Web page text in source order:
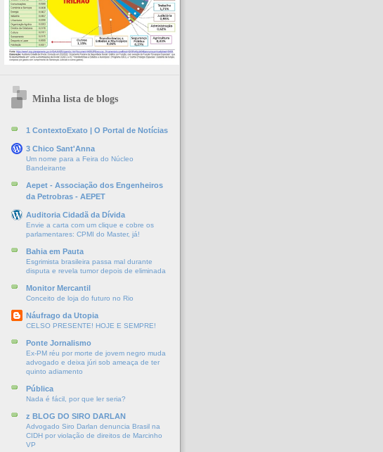
Minha lista de blogs
1 ContextoExato | O Portal de Notícias
3 Chico Sant'Anna
Um nome para a Feira do Núcleo
Bandeirante
Aepet - Associação dos Engenheiros
da Petrobras - AEPET
Auditoria Cidadã da Dívida
Envie a carta com um clique e cobre os
parlamentares: CPMI do Master, já!
Bahia em Pauta
Esgrimista brasileira passa mal durante
disputa e revela tumor depois de eliminada
Monitor Mercantil
Conceito de loja do futuro no Rio
Náufrago da Utopia
CELSO PRESENTE! HOJE E SEMPRE!
Ponte Jornalismo
Ex-PM réu por morte de jovem negro muda
advogado e deixa júri sob ameaça de ter
quinto adiamento
Pública
Nada é fácil, por que ler seria?
z BLOG DO SIRO DARLAN
Advogado Siro Darlan denuncia Brasil na
CIDH por violação de direitos de Marcinho
VP